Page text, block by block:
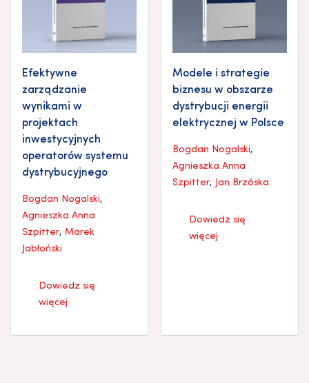
Efektywne
zarządzanie
wynikami w
projektach
inwestycyjnych
operatorów systemu
dystrybucyjnego
Bogdan Nogalski,
Agnieszka Anna
Szpitter, Marek
Jabłoński
Dowiedz się
więcej
Modele i strategie
biznesu w obszarze
dystrybucji energii
elektrycznej w Polsce
Bogdan Nogalski,
Agnieszka Anna
Szpitter, Jan Brzóska
Dowiedz się
więcej